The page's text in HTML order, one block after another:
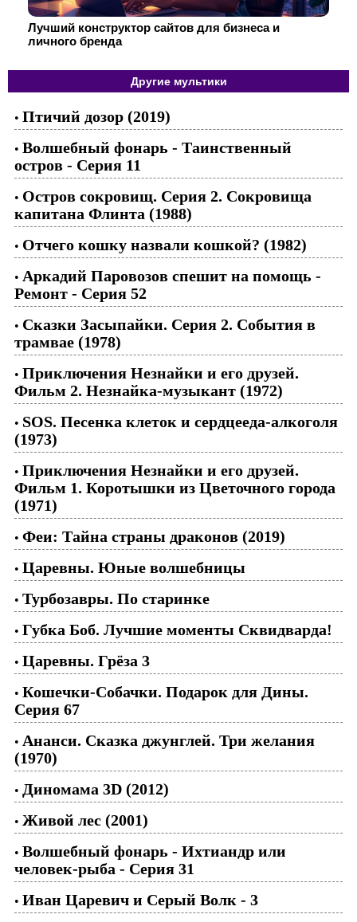
Лучший конструктор сайтов для бизнеса и
личного бренда
Другие мультики
• Птичий дозор (2019)
• Волшебный фонарь - Таинственный
остров - Серия 11
• Остров сокровищ. Серия 2. Сокровища
капитана Флинта (1988)
• Отчего кошку назвали кошкой? (1982)
• Аркадий Паровозов спешит на помощь -
Ремонт - Серия 52
• Сказки Засыпайки. Серия 2. События в
трамвае (1978)
• Приключения Незнайки и его друзей.
Фильм 2. Незнайка-музыкант (1972)
• SOS. Песенка клеток и сердцееда-алкоголя
(1973)
• Приключения Незнайки и его друзей.
Фильм 1. Коротышки из Цветочного города
(1971)
• Феи: Тайна страны драконов (2019)
• Царевны. Юные волшебницы
• Турбозавры. По старинке
• Губка Боб. Лучшие моменты Сквидварда!
• Царевны. Грёза 3
• Кошечки-Собачки. Подарок для Дины.
Серия 67
• Ананси. Сказка джунглей. Три желания
(1970)
• Диномама 3D (2012)
• Живой лес (2001)
• Волшебный фонарь - Ихтиандр или
человек-рыба - Серия 31
• Иван Царевич и Серый Волк - 3